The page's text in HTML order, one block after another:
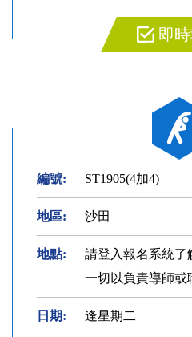
即
編號: ST1905(4加4)
地區: 沙田
地點:
請登入報名系統了
一切以負責導師或
日期: 逢星期二